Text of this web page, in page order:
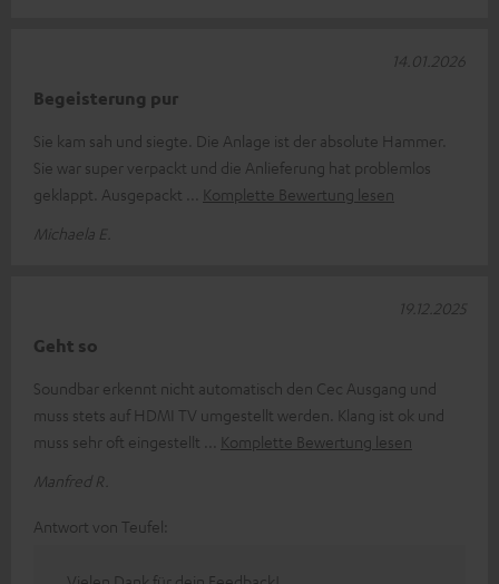
Begeisterung pur
Sie kam sah und siegte. Die Anlage ist der absolute Hammer.
Sie war super verpackt und die Anlieferung hat problemlos
geklappt. Ausgepackt
Komplette Bewertung lesen
Michaela E.
14.01.2026
Geht so
Soundbar erkennt nicht automatisch den Cec Ausgang und
muss stets auf HDMI TV umgestellt werden. Klang ist ok und
muss sehr oft eingestellt
Komplette Bewertung lesen
Manfred R.
19.12.2025
Antwort von Teufel: